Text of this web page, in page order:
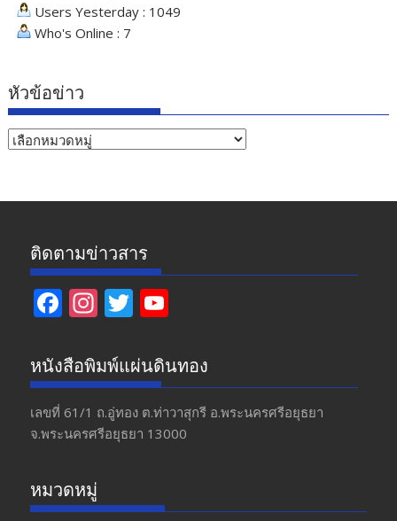
Users Yesterday : 1049
Who's Online : 7
หัวข้อข่าว
หัวข้อ
ติดตามข่าวสาร
F
ac
e
b
o
o
In
st
a
gr
a
m
T
w
itt
er
u
T
u
b
หนังสือพิมพ์แผ่นดินทอง
เลขที่ 61/1 ถ.อู่ทอง​ ต.​ท่าวาสุกรี​ อ.พระนครศรีอยุธยา​
จ.พระนครศรีอยุธยา 13000
หมวดหมู่